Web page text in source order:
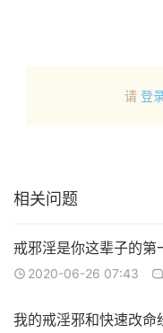
请 登
相关问题
戒邪淫是你这辈子的第
2020-06-26 07:43
我的戒淫邪和快速改命